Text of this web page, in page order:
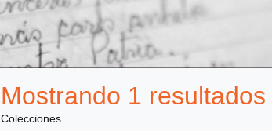
Mostrando 1 resultados
Colecciones